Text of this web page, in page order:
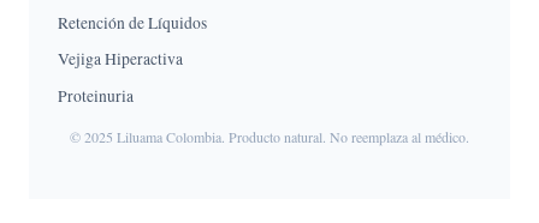
Retención de Líquidos
Vejiga Hiperactiva
Proteinuria
© 2025 Liluama Colombia. Producto natural. No reemplaza al médico.